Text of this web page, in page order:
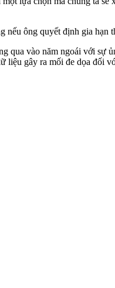
nếu ông quyết định gia hạn
qua vào năm ngoái với sự
liệu gây ra mối đe dọa đối